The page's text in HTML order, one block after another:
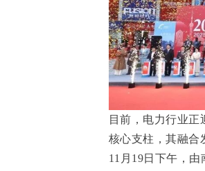
目前，电力行业
核心支柱，其融合
11月19日下午，